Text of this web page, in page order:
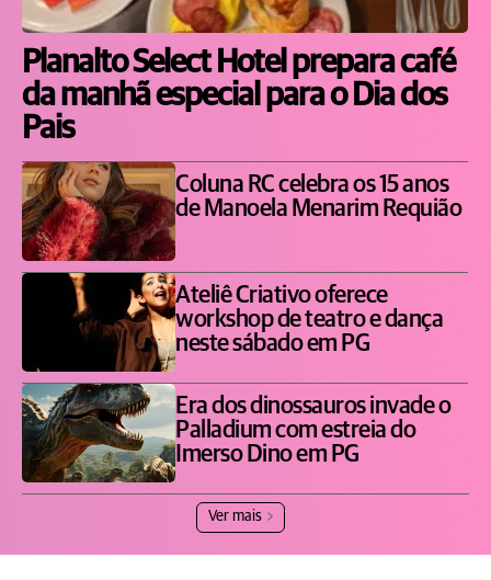
Planalto Select Hotel prepara café
da manhã especial para o Dia dos
Pais
Coluna RC celebra os 15 anos
de Manoela Menarim Requião
Ateliê Criativo oferece
workshop de teatro e dança
neste sábado em PG
Era dos dinossauros invade o
Palladium com estreia do
Imerso Dino em PG
Ver mais